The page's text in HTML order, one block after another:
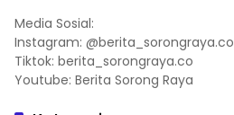
Media Sosial:
Instagram: @berita_sorongraya.co
Tiktok: berita_sorongraya.co
Youtube: Berita Sorong Raya